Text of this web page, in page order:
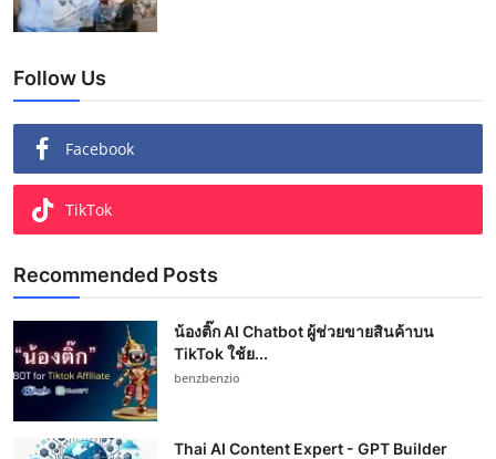
Follow Us
Facebook
TikTok
Recommended Posts
น้องติ๊ก AI Chatbot ผู้ช่วยขายสินค้าบน
TikTok ใช้ย...
benzbenzio
Thai AI Content Expert - GPT Builder